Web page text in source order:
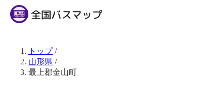
トップ/
山形県 /
最上郡金山町